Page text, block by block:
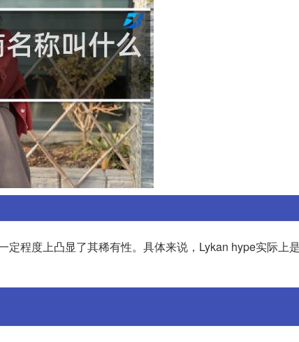
程度上凸显了其稀有性。具体来说，Lykan hype实际上